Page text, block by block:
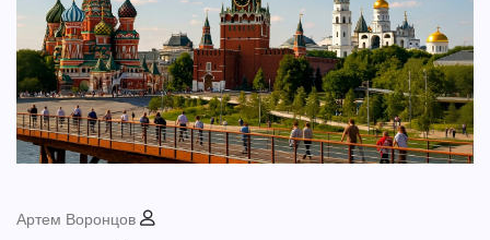
Артем Воронцов